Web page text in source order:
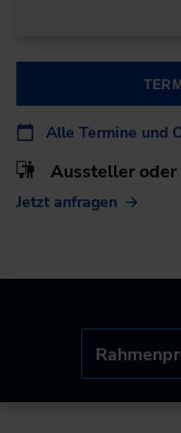
Alle Termine und
Aussteller oder
Jetzt anfragen